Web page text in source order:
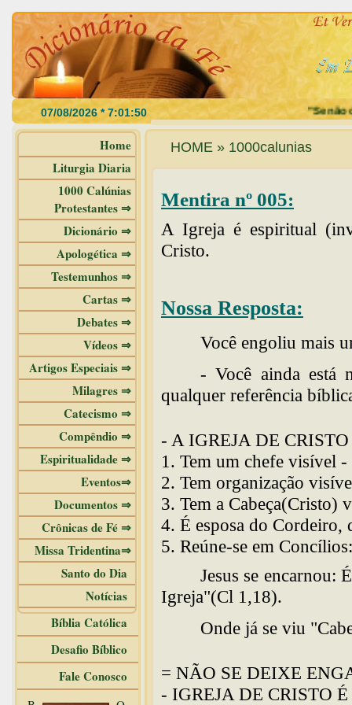
"Se não
Home
Liturgia Diaria
1000 Calúnias
Protestantes ⇒
Dicionário ⇒
Apologética ⇒
Testemunhos ⇒
Cartas ⇒
Debates ⇒
Vídeos ⇒
Artigos Especiais ⇒
Milagres ⇒
Catecismo ⇒
Compêndio ⇒
Espiritualidade ⇒
Eventos⇒
Documentos ⇒
Crônicas de Fé ⇒
Missa Tridentina⇒
Santo do Dia
Notícias
Bíblia Católica
Desafio Bíblico
Fale Conosco
HOME » 1000calunias
Mentira nº 005:
A Igreja é espiritual
Cristo.
Nossa Resposta:
Você engoliu mais
- Você ainda está
qualquer referência
- A IGREJA DE
1. Tem um chefe visível
2. Tem organização
3. Tem a Cabeça(Cristo)
4. É esposa do
5. Reúne-se em
Jesus se encarnou:
Igreja"(Cl 1,18).
Onde já se viu
= NÃO SE DEIXE
- IGREJA DE CRISTO